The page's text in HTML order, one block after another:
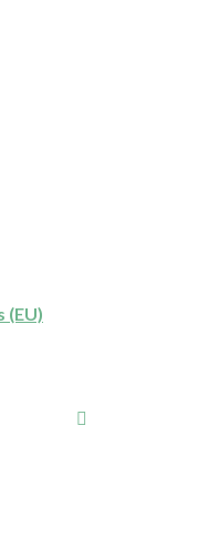
(EU)